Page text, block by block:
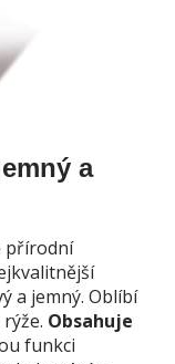
a
přírodní
a jemný. Oblíbí
Obsahuje
funkci